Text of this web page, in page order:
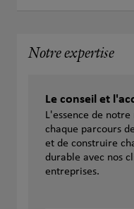
Notre expertise
Le conseil et
L'essence de
chaque parcours
et de construire
durable avec nos
entreprises.